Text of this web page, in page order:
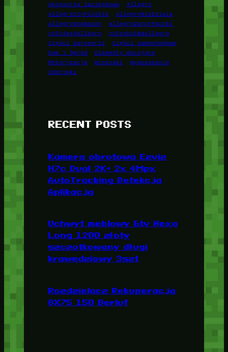
Akcesoria łazienkowe
Allegro
allegroCzyPolskie
allegroNieDziala
allegroVsAmazon
allegroZwrotPaczki
coToJestAllegro
coZrobićNaAllegro
Części karoserii
Części samochodowe
Dom i Ogród
Elementy mocujące
Motoryzacja
Wieszaki
Wyposażenie
Zderzaki
RECENT POSTS
Kamera obrotowa Ezviz
H7c Dual 2K+ 2x 4Mpx
AutoTracking Detekcja
Aplikacja
Uchwyt meblowy Gtv Hexa
Long 1200 złoty
szczotkowany długi
krawędziowy 3szt
Rozdzielacz Rekuperacja
8X75 150 Berluf